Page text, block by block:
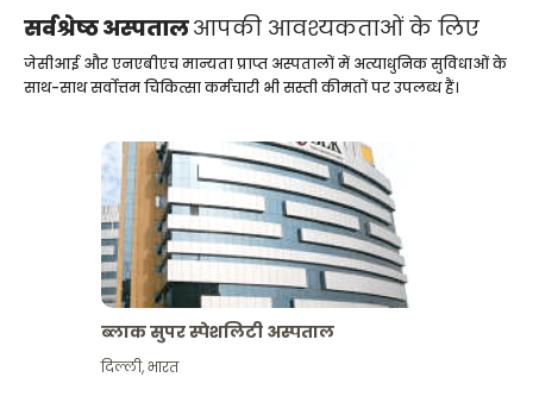
सर्वश्रेष्ठ अस्पतालआपकी आवश्यकताओं के लिए
जेसीआई और एनएबीएच मान्यता प्राप्त अस्पतालों में अत्याधुनिक सुविधाओं के
साथ-साथ सर्वोत्तम चिकित्सा कर्मचारी भी सस्ती कीमतों पर उपलब्ध हैं।
ब्लाक सुपर स्पेशलिटी अस्पताल
दिल्ली,भारत